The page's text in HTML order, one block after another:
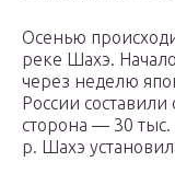
Осенью
реке Шахэ.
через неделю
России составили
сторона — 30
р. Шахэ